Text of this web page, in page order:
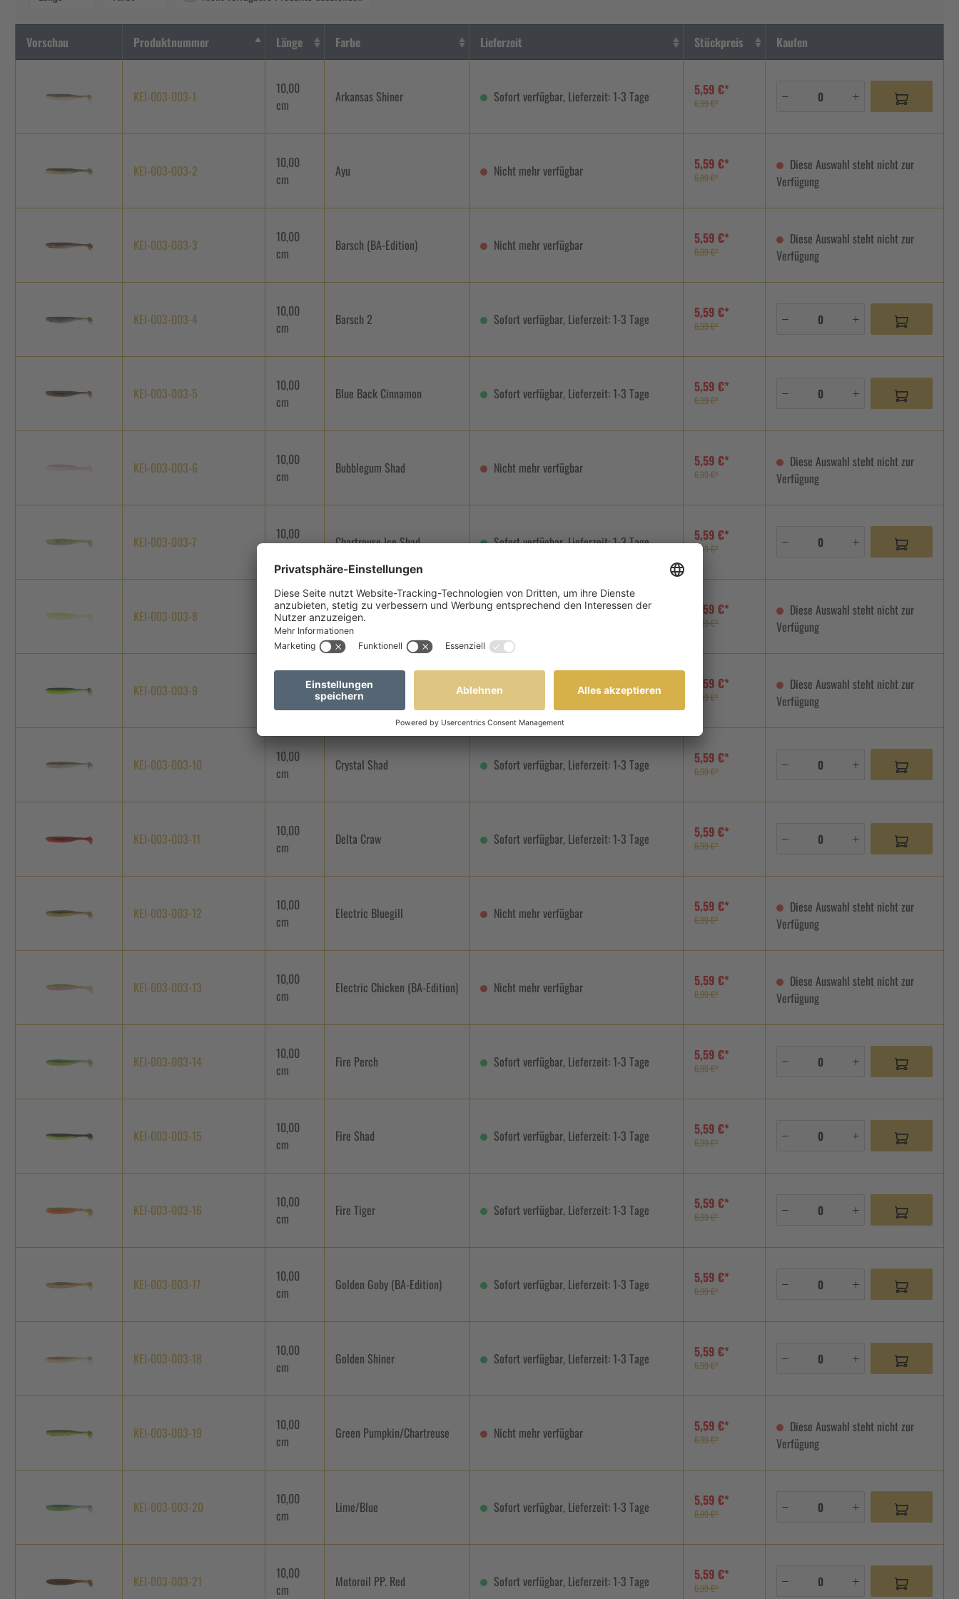
Vorschau Produktnummer Länge Farbe Lieferzeit Stückpreis Kaufen
KEI-003-003-1
10,00
cm
Arkansas Shiner Sofort verfügbar, Lieferzeit: 1-3 Tage 5,59 €*
6,99 €*
KEI-003-003-2
10,00
cm
Ayu Nicht mehr verfügbar 5,59 €*
6,99 €*
Diese Auswahl steht nicht zur
Verfügung
KEI-003-003-3
10,00
cm
Barsch (BA-Edition) Nicht mehr verfügbar 5,59 €*
6,99 €*
Diese Auswahl steht nicht zur
Verfügung
KEI-003-003-4
10,00
cm
Barsch 2 Sofort verfügbar, Lieferzeit: 1-3 Tage 5,59 €*
6,99 €*
KEI-003-003-5
10,00
cm
Blue Back Cinnamon Sofort verfügbar, Lieferzeit: 1-3 Tage 5,59 €*
6,99 €*
KEI-003-003-6
10,00
cm
Bubblegum Shad Nicht mehr verfügbar 5,59 €*
6,99 €*
Diese Auswahl steht nicht zur
Verfügung
KEI-003-003-7
10,00
Chartreuse Ice Shad Sofort verfügbar, Lieferzeit: 1-3 Tage 5,59 €*
6,99 €*
KEI-003-003-8
10,00
cm
Chartreuse Shad Nicht mehr verfügbar 5,59 €*
6,99 €*
Diese Auswahl steht nicht zur
Verfügung
KEI-003-003-9 Chartreuse Thunder Nicht mehr verfügbar 5,59 €*
6,99 €*
Diese Auswahl steht nicht zur
Verfügung
KEI-003-003-10
10,00
cm
Crystal Shad Sofort verfügbar, Lieferzeit: 1-3 Tage 5,59 €*
6,99 €*
KEI-003-003-11
10,00
cm
Delta Craw Sofort verfügbar, Lieferzeit: 1-3 Tage 5,59 €*
6,99 €*
KEI-003-003-12
10,00
cm
Electric Bluegill Nicht mehr verfügbar 5,59 €*
6,99 €*
Diese Auswahl steht nicht zur
Verfügung
KEI-003-003-13
10,00
cm
Electric Chicken (BA-Edition) Nicht mehr verfügbar 5,59 €*
6,99 €*
Diese Auswahl steht nicht zur
Verfügung
KEI-003-003-14
10,00
cm
Fire Perch Sofort verfügbar, Lieferzeit: 1-3 Tage 5,59 €*
6,99 €*
KEI-003-003-15
10,00
cm
Fire Shad Sofort verfügbar, Lieferzeit: 1-3 Tage 5,59 €*
6,99 €*
KEI-003-003-16
10,00
cm
Fire Tiger Sofort verfügbar, Lieferzeit: 1-3 Tage 5,59 €*
6,99 €*
KEI-003-003-17
10,00
cm
Golden Goby (BA-Edition) Sofort verfügbar, Lieferzeit: 1-3 Tage 5,59 €*
6,99 €*
KEI-003-003-18
10,00
cm
Golden Shiner Sofort verfügbar, Lieferzeit: 1-3 Tage 5,59 €*
6,99 €*
KEI-003-003-19
10,00
cm
Green Pumpkin/Chartreuse Nicht mehr verfügbar 5,59 €*
6,99 €*
Diese Auswahl steht nicht zur
Verfügung
KEI-003-003-20
10,00
cm
Lime/Blue Sofort verfügbar, Lieferzeit: 1-3 Tage 5,59 €*
6,99 €*
KEI-003-003-21
10,00
cm
Motoroil PP. Red Sofort verfügbar, Lieferzeit: 1-3 Tage 5,59 €*
6,99 €*